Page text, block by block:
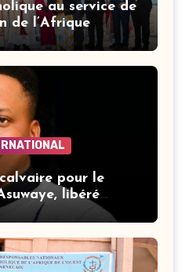
au service de
de l’Afrique
pour le
libéré
captivité